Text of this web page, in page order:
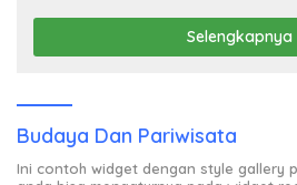
Selengkapnya
Budaya Dan Pariwisata
Ini contoh widget dengan style gallery